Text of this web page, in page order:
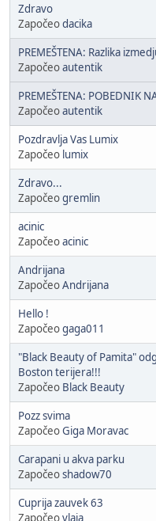
Zdravo
Započeodacika
PREMEŠTENA: Razlika
Započeoautentik
PREMEŠTENA: POBEDNIK
Započeoautentik
Pozdravlja Vas Lumix
Započeo lumix
Zdravo...
Započeogremlin
acinic
Započeoacinic
Andrijana
ZapočeoAndrijana
Hello !
Započeogaga011
"Black Beauty of Pamita"
Boston terijera!!!
Započeo Black Beauty
Pozz svima
ZapočeoGiga Moravac
Carapani u akva parku
Započeoshadow70
Cuprija zauvek 63
Započeovlaja